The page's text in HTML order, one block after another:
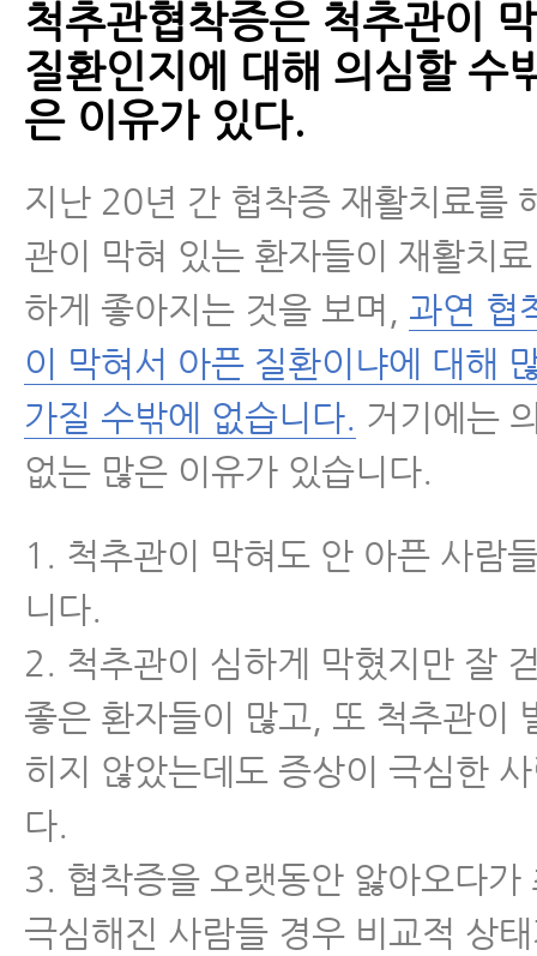
척추관협착증은 척추관이
질환인지에 대해 의심할 수
은 이유가 있다.
지난 20년 간 협착증 재활치료를
관이 막혀 있는 환자들이 재활치
하게 좋아지는 것을 보며, 과연 협
이 막혀서 아픈 질환이냐에 대해
가질 수밖에 없습니다. 거기에는
없는 많은 이유가 있습니다.
1. 척추관이 막혀도 안 아픈 사람
니다.
2. 척추관이 심하게 막혔지만 잘
좋은 환자들이 많고, 또 척추관이
히지 않았는데도 증상이 극심한
다.
3. 협착증을 오랫동안 앓아오다가
극심해진 사람들 경우 비교적 상